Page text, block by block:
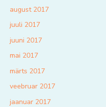
august 2017
juuli 2017
juuni 2017
mai 2017
märts 2017
veebruar 2017
jaanuar 2017